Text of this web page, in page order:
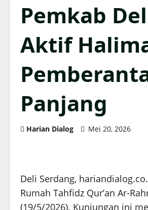
Pemkab
Aktif
Panjang
Harian Dialog Mei 20, 2026
Deli Serdang,
Rumah Tahfidz Qur’an Ar-
(19/5/2026). Kunjungan ini